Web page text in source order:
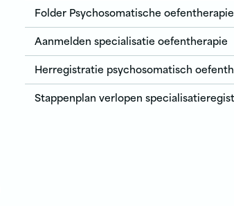
Folder Psychosomatische oefentherapie
Aanmelden specialisatie oefentherapie